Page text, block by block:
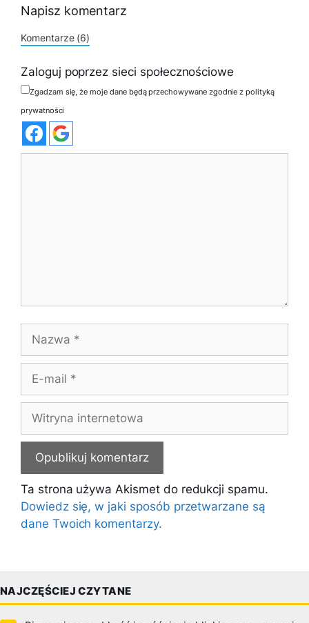
Napisz komentarz
Komentarze (6)
Zaloguj poprzez sieci społecznościowe
Zgadzam się, że moje dane będą przechowywane zgodnie z polityką
prywatności
Nazwa
Witryna
internetowa
Ta strona używa Akismet do redukcji spamu.
Dowiedz się, w jaki sposób przetwarzane są
dane Twoich komentarzy.
NAJCZĘŚCIEJ CZYTANE